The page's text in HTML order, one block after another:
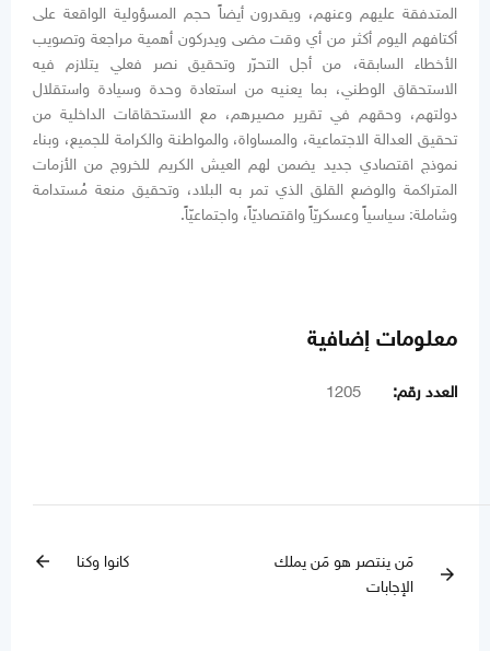
المتدفقة عليهم وعنهم، ويقدرون أيضاً حجم المسؤولية الواقعة على
أكتافهم اليوم أكثر من أي وقت مضى ويدركون أهمية مراجعة وتصويب
الأخطاء السابقة، من أجل التحرّر وتحقيق نصر فعلي يتلازم فيه
الاستحقاق الوطني، بما يعنيه من استعادة وحدة وسيادة واستقلال
دولتهم، وحقهم في تقرير مصيرهم، مع الاستحقاقات الداخلية من
تحقيق العدالة الاجتماعية، والمساواة، والمواطنة والكرامة للجميع، وبناء
نموذج اقتصادي جديد يضمن لهم العيش الكريم للخروج من الأزمات
المتراكمة والوضع القلق الذي تمر به البلاد، وتحقيق منعة مُستدامة
وشاملة: سياسياً وعسكريّاً واقتصاديّاً، واجتماعيّاً.
معلومات إضافية
العدد رقم: 1205
arrow_forward
مَن ينتصر هو مَن يملك
الإجابات
كانوا وكنا arrow_back